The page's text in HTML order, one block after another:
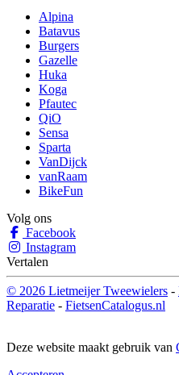
Alpina
Batavus
Burgers
Gazelle
Huka
Koga
Pfautec
QiO
Sensa
Sparta
VanDijck
vanRaam
BikeFun
Volg ons
Facebook
Instagram
Vertalen
© 2026 Lietmeijer Tweewielers -
Reparatie - FietsenCatalogus.nl
Deze website maakt gebruik van